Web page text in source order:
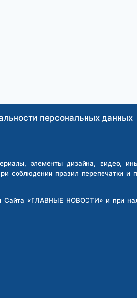
персональных данных
элементы дизайна, видео,
соблюдении правил перепечатки и
Сайта «ГЛАВНЫЕ НОВОСТИ» и при